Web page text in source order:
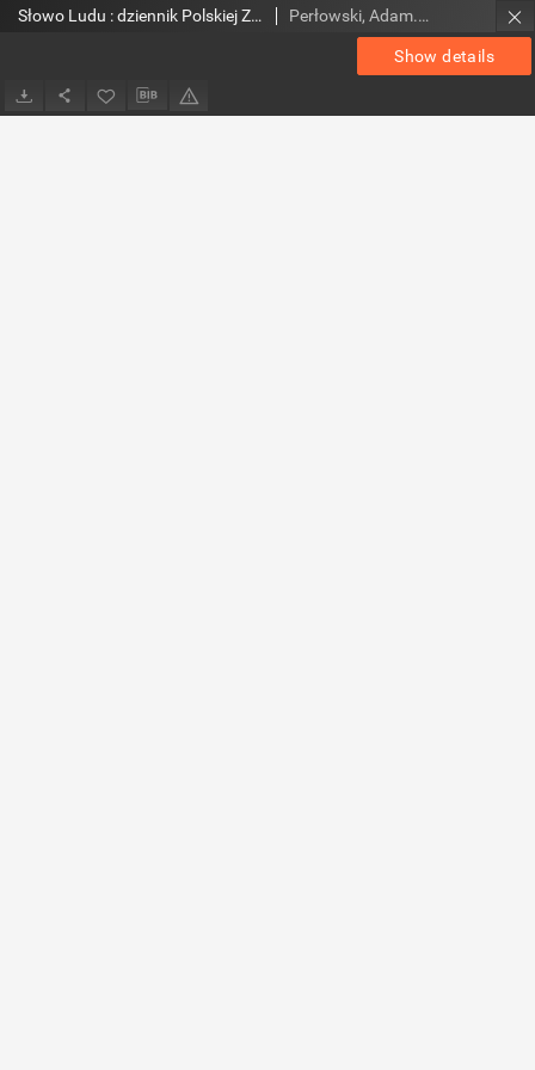
Show details
Słowo Ludu : dziennik Polskiej Zjednoczonej Partii Robotniczej, 1988 R.XXXIX, nr 137 Perłowski, Adam. Red.